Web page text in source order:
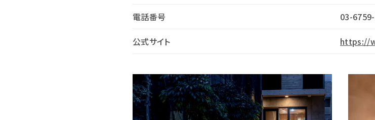
電話番号 03-
公式サイト https://